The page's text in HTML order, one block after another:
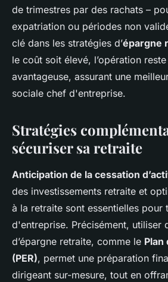
de trimestres par des rachats –
expatriation ou périodes non
clé dans les stratégies d’épargne
le coût soit élevé, l’opération
avantageuse, assurant une
sociale chef d'entreprise.
Stratégies
sécuriser sa retraite
Anticipation de la cessation
des investissements retraite et
à la retraite sont essentielles pour
d'entreprise. Précisément, utiliser
d’épargne retraite, comme le Plan
(PER), permet une préparation
dirigeant sur-mesure, tout en